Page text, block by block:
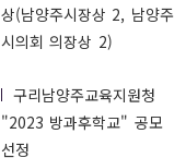
상(남양주시장상 2, 남양주
시의회 의장상 2)
구리남양주교육지원청
"2023 방과후학교" 공모
선정